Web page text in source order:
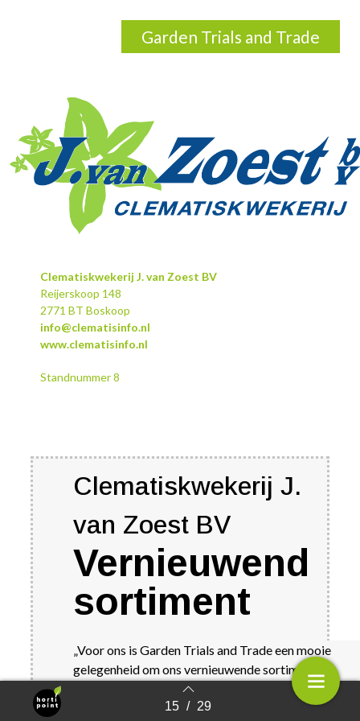
Terug naar overzicht 15 / 29
Garden Trials and Trade
Clematiskwekerij J. van Zoest BV
Reijerskoop 148
2771 BT Boskoop
info@clematisinfo.nl
www.clematisinfo.nl
Standnummer 8
Clematiskwekerij J.
van Zoest BV
Vernieuwend
sortiment
„Voor ons is Garden Trials and Trade een mooie
gelegenheid om ons vernieuwende sortiment te
kunnen laten zien, waar we klanten kunnen spreken
onze bloeiende Clematis kunnen aanbieden”, zegt